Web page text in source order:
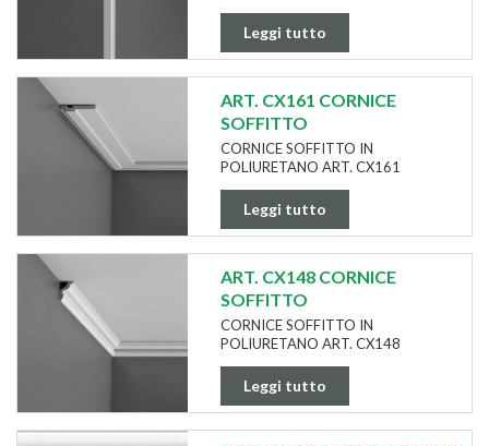
Leggi tutto
ART. CX161 CORNICE
SOFFITTO
CORNICE SOFFITTO IN
POLIURETANO ART. CX161
Leggi tutto
ART. CX148 CORNICE
SOFFITTO
CORNICE SOFFITTO IN
POLIURETANO ART. CX148
Leggi tutto